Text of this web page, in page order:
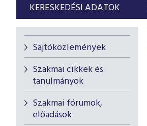
KERESKEDÉSI ADATOK
Sajtóközlemények
Szakmai cikkek és
tanulmányok
Szakmai fórumok,
előadások